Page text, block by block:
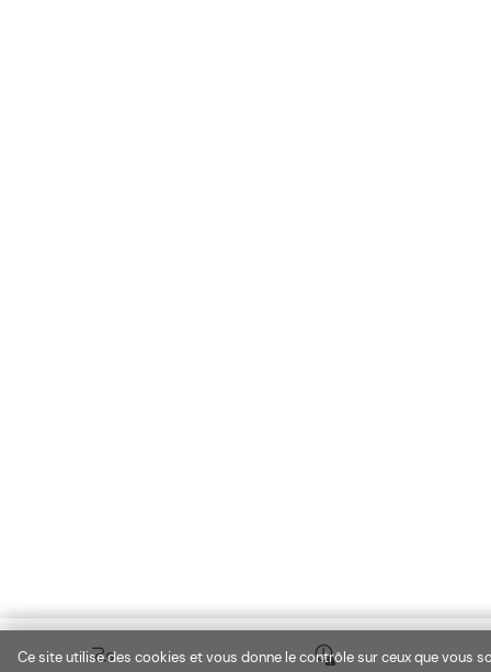
Ce site utilise des cookies et vous donne le contrôle sur ceux que vous